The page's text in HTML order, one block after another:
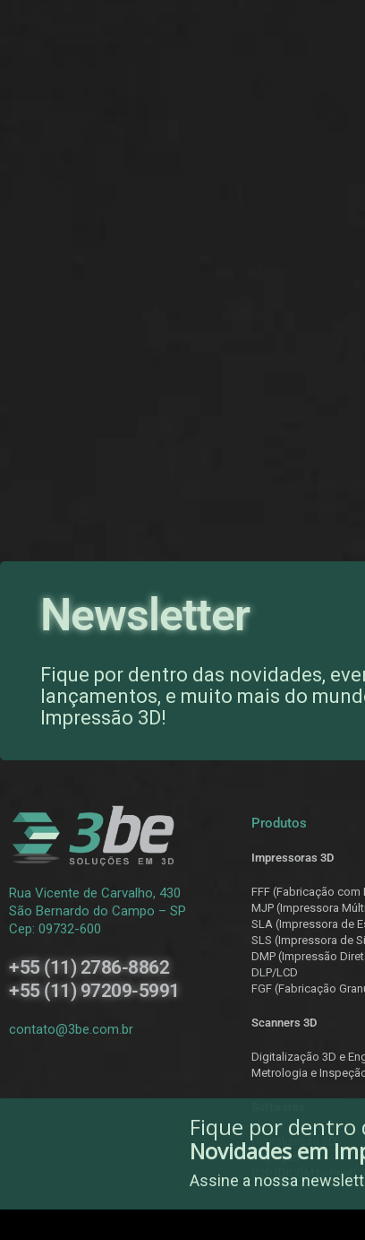
Fique por dentro
Novidades em
Assine a nossa
Newsletter
Fique por dentro das novidades,
lançamentos, e muito mais do
Impressão 3D!
Rua Vicente de Carvalho, 430
São Bernardo do Campo – SP
Cep: 09732-600
+55 (11) 2786-8862
+55 (11) 97209-5991
contato@3be.com.br
Produtos
Impressoras 3D
FFF (Fabricação
MJP (Impressora
SLA (Impressora de
SLS (Impressora de
DMP (Impressão
DLP/LCD
FGF (Fabricação
Scanners 3D
Digitalização 3D e
Metrologia e
Digitalização 3D
Inspeção
D2P (DICOM to Print)